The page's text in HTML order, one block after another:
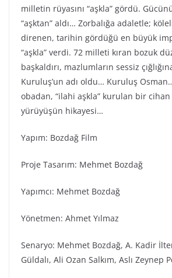
milletin rüyasını “aşkla” gördü.
“aşktan” aldı… Zorbalığa adaletle;
direnen, tarihin gördüğü en büyük
“aşkla” verdi. 72 milleti kıran bozuk
başkaldırı, mazlumların sessiz
Kuruluş’un adı oldu… Kuruluş
obadan, “ilahi aşkla” kurulan bir
yürüyüşün hikayesi…
Yapım: Bozdağ Fi̇lm
Proje Tasarım: Mehmet Bozdağ
Yapımcı: Mehmet Bozdağ
Yönetmen: Ahmet Yılmaz
Senaryo: Mehmet Bozdağ, A. Kadir
Güldalı, Ali Ozan Salkım, Aslı Zeynep